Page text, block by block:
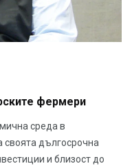
фермери
среда в
своята дългосрочна
и близост до